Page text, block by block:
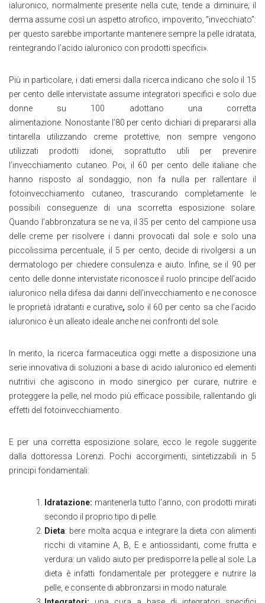
ialuronico, normalmente presente nella cute, tende a diminuire; il
derma assume così un aspetto atrofico, impoverito, “invecchiato”:
per questo sarebbe importante mantenere sempre la pelle idratata,
reintegrando l’acido ialuronico con prodotti specifici».
Più in particolare, i dati emersi dalla ricerca indicano che solo il 15
per cento delle intervistate assume integratori specifici e solo due
donne su 100 adottano una corretta
alimentazione. Nonostante l’80 per cento dichiari di prepararsi alla
tintarella utilizzando creme protettive, non sempre vengono
utilizzati prodotti idonei, soprattutto utili per prevenire
l’invecchiamento cutaneo. Poi, il 60 per cento delle italiane che
hanno risposto al sondaggio, non fa nulla per rallentare il
fotoinvecchiamento cutaneo, trascurando completamente le
possibili conseguenze di una scorretta esposizione solare.
Quando l’abbronzatura se ne va, il 35 per cento del campione usa
delle creme per risolvere i danni provocati dal sole e solo una
piccolissima percentuale, il 5 per cento, decide di rivolgersi a un
dermatologo per chiedere consulenza e aiuto. Infine, se il 90 per
cento delle donne intervistate riconosce il ruolo principe dell’acido
ialuronico nella difesa dai danni dell’invecchiamento e ne conosce
le proprietà idratanti e curative, solo il 60 per cento sa che l’acido
ialuronico è un alleato ideale anche nei confronti del sole.
In merito, la ricerca farmaceutica oggi mette a disposizione una
serie innovativa di soluzioni a base di acido ialuronico ed elementi
nutritivi che agiscono in modo sinergico per curare, nutrire e
proteggere la pelle, nel modo più efficace possibile, rallentando gli
effetti del fotoinvecchiamento.
E per una corretta esposizione solare, ecco le regole suggerite
dalla dottoressa Lorenzi. Pochi accorgimenti, sintetizzabili in 5
principi fondamentali:
Idratazione: mantenerla tutto l’anno, con prodotti mirati
secondo il proprio tipo di pelle.
Dieta: bere molta acqua e integrare la dieta con alimenti
ricchi di vitamine A, B, E e antiossidanti, come frutta e
verdura: un valido aiuto per predisporre la pelle al sole. La
dieta è infatti fondamentale per proteggere e nutrire la
pelle, e consente di abbronzarsi in modo naturale.